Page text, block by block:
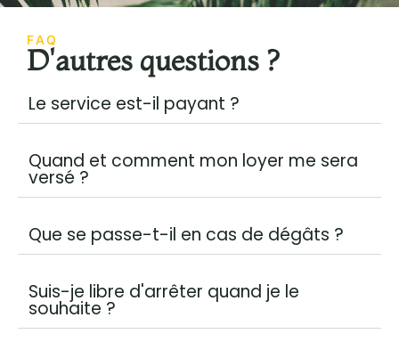
FAQ
D'autres questions ?
Le service est-il payant ?
Quand et comment mon loyer me sera
versé ?
Que se passe-t-il en cas de dégâts ?
Suis-je libre d'arrêter quand je le
souhaite ?